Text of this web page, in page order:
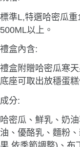
標準L,特選哈密瓜
500ML以上。
禮盒內含:
禮盒附贈哈密瓜寒
底座可取出放穩蛋
成分:
哈密瓜、鮮乳、奶
油、優酪乳、麵粉